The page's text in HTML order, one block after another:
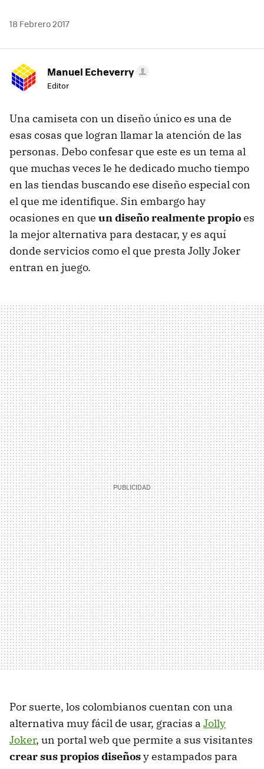
18 Febrero 2017
Manuel Echeverry
Editor
Una camiseta con un diseño único es una de
esas cosas que logran llamar la atención de las
personas. Debo confesar que este es un tema al
que muchas veces le he dedicado mucho tiempo
en las tiendas buscando ese diseño especial con
el que me identifique. Sin embargo hay
ocasiones en que un diseño realmente propioes
la mejor alternativa para destacar, y es aquí
donde servicios como el que presta Jolly Joker
entran en juego.
Por suerte, los colombianos cuentan con una
alternativa muy fácil de usar, gracias a Jolly
Joker, un portal web que permite a sus visitantes
crear sus propios diseñosy estampados para